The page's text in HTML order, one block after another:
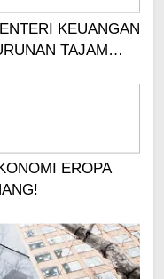
KEUANGAN
TAJAM
EROPA